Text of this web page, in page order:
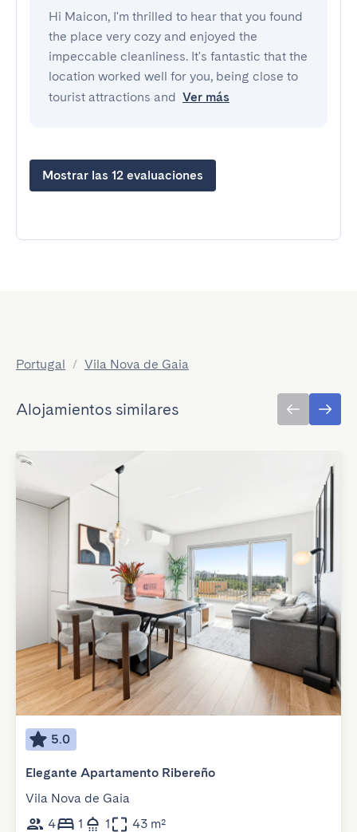
Hi Maicon, I'm thrilled to hear that you found
the place very cozy and enjoyed the
impeccable cleanliness. It's fantastic that the
location worked well for you, being close to
tourist attractions and Ver más
Mostrar las 12 evaluaciones
Portugal / Vila Nova de Gaia
Alojamientos similares
5.0
Elegante Apartamento Ribereño
Vila Nova de Gaia
4
1 1 43 m²